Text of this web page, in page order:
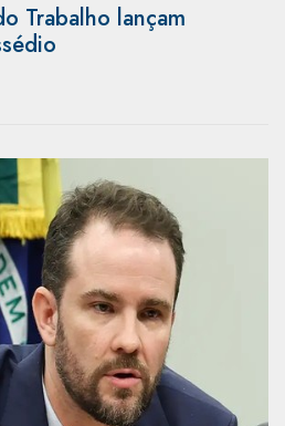
Trabalho lançam